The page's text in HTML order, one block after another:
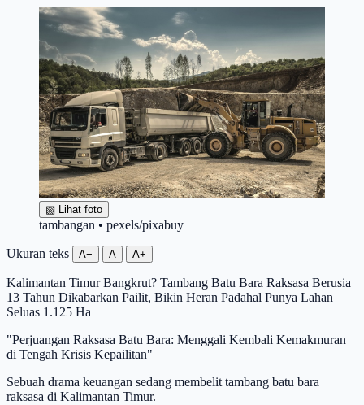
▧ Lihat foto
tambangan • pexels/pixabuy
Ukuran teks A− A A+
Kalimantan Timur Bangkrut? Tambang Batu Bara Raksasa Berusia
13 Tahun Dikabarkan Pailit, Bikin Heran Padahal Punya Lahan
Seluas 1.125 Ha
"Perjuangan Raksasa Batu Bara: Menggali Kembali Kemakmuran
di Tengah Krisis Kepailitan"
Sebuah drama keuangan sedang membelit tambang batu bara
raksasa di Kalimantan Timur.